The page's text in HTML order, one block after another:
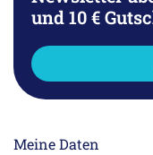
und 10 €
Meine Daten